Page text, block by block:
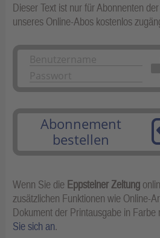
Dieser Text ist nur für Abonnenten
unseres Online-Abos kostenlos
Abonnement
bestellen
Wenn Sie die Eppsteiner Zeitung
zusätzlichen Funktionen wie Online-
Dokument der Printausgabe in Farbe
Sie sich an.